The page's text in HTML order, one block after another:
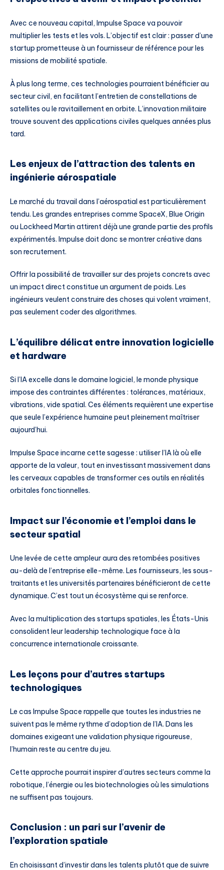
Avec ce nouveau capital, Impulse Space va pouvoir
multiplier les tests et les vols. L’objectif est clair : passer d’une
startup prometteuse à un fournisseur de référence pour les
missions de mobilité spatiale.
À plus long terme, ces technologies pourraient bénéficier au
secteur civil, en facilitant l’entretien de constellations de
satellites ou le ravitaillement en orbite. L’innovation militaire
trouve souvent des applications civiles quelques années plus
tard.
Les enjeux de l’attraction des talents en
ingénierie aérospatiale
Le marché du travail dans l’aérospatial est particulièrement
tendu. Les grandes entreprises comme SpaceX, Blue Origin
ou Lockheed Martin attirent déjà une grande partie des profils
expérimentés. Impulse doit donc se montrer créative dans
son recrutement.
Offrir la possibilité de travailler sur des projets concrets avec
un impact direct constitue un argument de poids. Les
ingénieurs veulent construire des choses qui volent vraiment,
pas seulement coder des algorithmes.
L’équilibre délicat entre innovation logicielle
et hardware
Si l’IA excelle dans le domaine logiciel, le monde physique
impose des contraintes différentes : tolérances, matériaux,
vibrations, vide spatial. Ces éléments requièrent une expertise
que seule l’expérience humaine peut pleinement maîtriser
aujourd’hui.
Impulse Space incarne cette sagesse : utiliser l’IA là où elle
apporte de la valeur, tout en investissant massivement dans
les cerveaux capables de transformer ces outils en réalités
orbitales fonctionnelles.
Impact sur l’économie et l’emploi dans le
secteur spatial
Une levée de cette ampleur aura des retombées positives
au-delà de l’entreprise elle-même. Les fournisseurs, les sous-
traitants et les universités partenaires bénéficieront de cette
dynamique. C’est tout un écosystème qui se renforce.
Avec la multiplication des startups spatiales, les États-Unis
consolident leur leadership technologique face à la
concurrence internationale croissante.
Les leçons pour d’autres startups
technologiques
Le cas Impulse Space rappelle que toutes les industries ne
suivent pas le même rythme d’adoption de l’IA. Dans les
domaines exigeant une validation physique rigoureuse,
l’humain reste au centre du jeu.
Cette approche pourrait inspirer d’autres secteurs comme la
robotique, l’énergie ou les biotechnologies où les simulations
ne suffisent pas toujours.
Conclusion : un pari sur l’avenir de
l’exploration spatiale
En choisissant d’investir dans les talents plutôt que de suivre